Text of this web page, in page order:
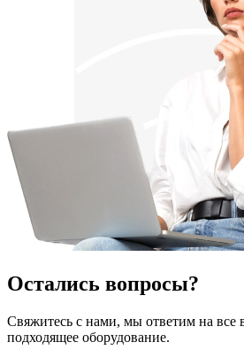
Остались вопросы?
Свяжитесь с нами, мы ответим на все
подходящее оборудование.